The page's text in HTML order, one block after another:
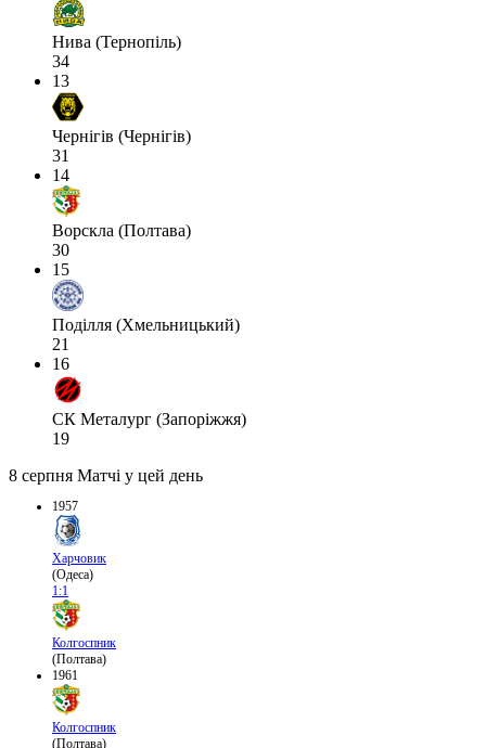
Нива (Тернопіль)
34
13
Чернігів (Чернігів)
31
14
Ворскла (Полтава)
30
15
Поділля (Хмельницький)
21
16
СК Металург (Запоріжжя)
19
8 серпня Матчі у цей день
1957
Харчовик
(Одеса)
1:1
Колгоспник
(Полтава)
1961
Колгоспник
(Полтава)